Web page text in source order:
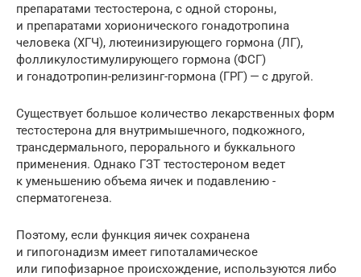
препаратами тестостерона, с одной стороны,
и препаратами хорионического гонадотропина
человека (ХГЧ), лютеинизирующего гормона (ЛГ),
фолликулостимулирующего гормона (ФСГ)
и гонадотропин-релизинг-гормона (ГРГ) — с ­другой.
Существует большое количество лекарственных форм
тестостерона для внутримышечного, подкожного,
трансдермального, перорального и буккального
применения. Однако ГЗТ тестостероном ведет
к уменьшению объема яичек и подавлению ­
сперматогенеза.
Поэтому, если функция яичек сохранена
и гипогонадизм имеет гипоталамическое
или гипофизарное происхождение, используются либо